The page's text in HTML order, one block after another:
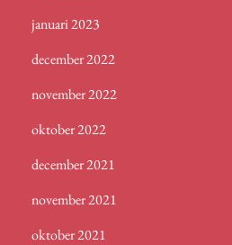
januari 2023
december 2022
november 2022
oktober 2022
december 2021
november 2021
oktober 2021